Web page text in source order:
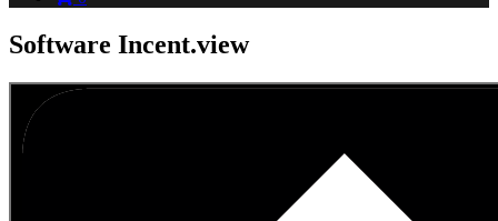
Software Incent.view